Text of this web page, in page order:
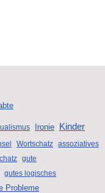
Ironie Kinder
Wortschatz assoziatives
gute
gutes logisches
Probleme